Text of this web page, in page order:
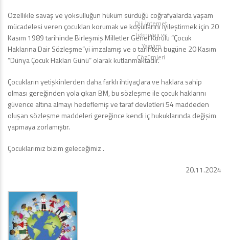
Özellikle savaş ve yoksulluğun hüküm sürdüğü coğrafyalarda yaşam
mücadelesi veren çocukları korumak ve koşullarını iyileştirmek için 20
Kasım 1989 tarihinde Birleşmiş Milletler Genel Kurulu “Çocuk
Haklarına Dair Sözleşme”yi imzalamış ve o tarihten bugüne 20 Kasım
“Dünya Çocuk Hakları Günü” olarak kutlanmaktadır.
Çocukların yetişkinlerden daha farklı ihtiyaçlara ve haklara sahip
olması gereğinden yola çıkan BM, bu sözleşme ile çocuk haklarını
güvence altına almayı hedeflemiş ve taraf devletleri 54 maddeden
oluşan sözleşme maddeleri gereğince kendi iç hukuklarında değişim
yapmaya zorlamıştır.
Çocuklarımız bizim geleceğimiz .
20.11.2024
Diji İnternet
Teknoloji ve
Yazılım
Çözümleri